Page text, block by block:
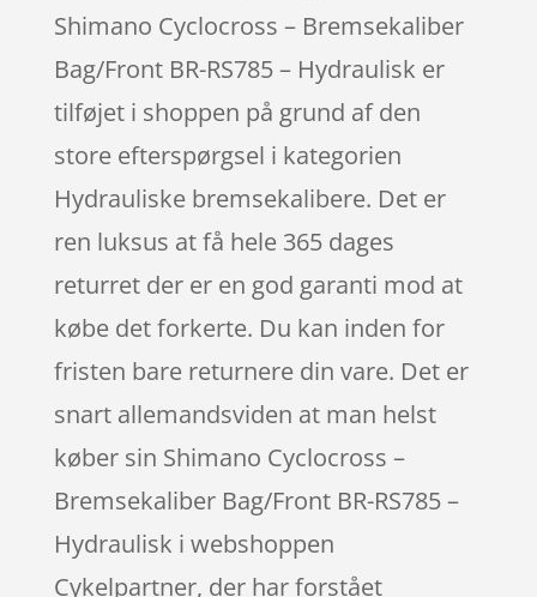
Shimano Cyclocross – Bremsekaliber
Bag/Front BR-RS785 – Hydraulisk er
tilføjet i shoppen på grund af den
store efterspørgsel i kategorien
Hydrauliske bremsekalibere. Det er
ren luksus at få hele 365 dages
returret der er en god garanti mod at
købe det forkerte. Du kan inden for
fristen bare returnere din vare. Det er
snart allemandsviden at man helst
køber sin Shimano Cyclocross –
Bremsekaliber Bag/Front BR-RS785 –
Hydraulisk i webshoppen
Cykelpartner, der har forstået